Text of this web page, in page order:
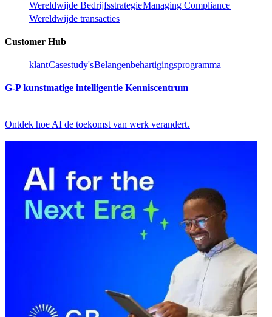
Wereldwijde Bedrijfsstrategie​​Managing Compliance​​
Wereldwijde transacties​​
Customer Hub​​
klant​​Casestudy's​​Belangenbehartigingsprogramma​​
G-P kunstmatige intelligentie Kenniscentrum​​
Ontdek hoe AI de toekomst van werk verandert.​​